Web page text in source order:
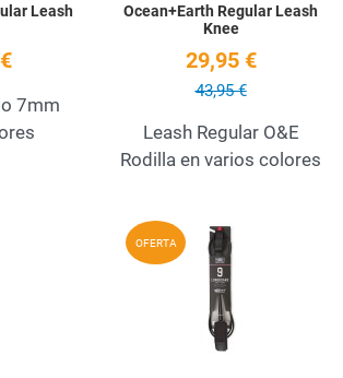
Leash
7mm
Ocean+Earth Regular Leash
Knee
29,95 €
43,95 €
Leash Regular O&E
Rodilla en varios colores
Add to Wishlist
OFERTA